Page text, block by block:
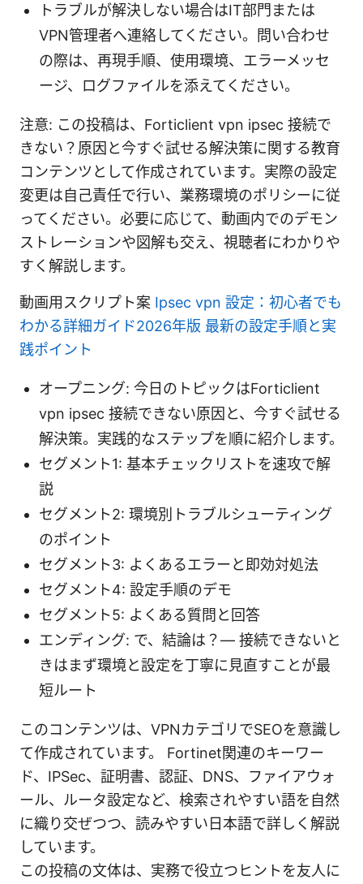
トラブルが解決しない場合はIT部門または
VPN管理者へ連絡してください。問い合わせ
の際は、再現手順、使用環境、エラーメッセ
ージ、ログファイルを添えてください。
注意: この投稿は、Forticlient vpn ipsec 接続で
きない？原因と今すぐ試せる解決策に関する教育
コンテンツとして作成されています。実際の設定
変更は自己責任で行い、業務環境のポリシーに従
ってください。必要に応じて、動画内でのデモン
ストレーションや図解も交え、視聴者にわかりや
すく解説します。
動画用スクリプト案 Ipsec vpn 設定：初心者でも
わかる詳細ガイド2026年版 最新の設定手順と実
践ポイント
オープニング: 今日のトピックはForticlient
vpn ipsec 接続できない原因と、今すぐ試せる
解決策。実践的なステップを順に紹介します。
セグメント1: 基本チェックリストを速攻で解
説
セグメント2: 環境別トラブルシューティング
のポイント
セグメント3: よくあるエラーと即効対処法
セグメント4: 設定手順のデモ
セグメント5: よくある質問と回答
エンディング: で、結論は？— 接続できないと
きはまず環境と設定を丁寧に見直すことが最
短ルート
このコンテンツは、VPNカテゴリでSEOを意識し
て作成されています。 Fortinet関連のキーワー
ド、IPSec、証明書、認証、DNS、ファイアウォ
ール、ルータ設定など、検索されやすい語を自然
に織り交ぜつつ、読みやすい日本語で詳しく解説
しています。
この投稿の文体は、実務で役立つヒントを友人に